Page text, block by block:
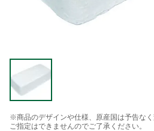
※商品のデザインや仕様、原産国は予告なく
ご指定はできませんのでご了承ください。